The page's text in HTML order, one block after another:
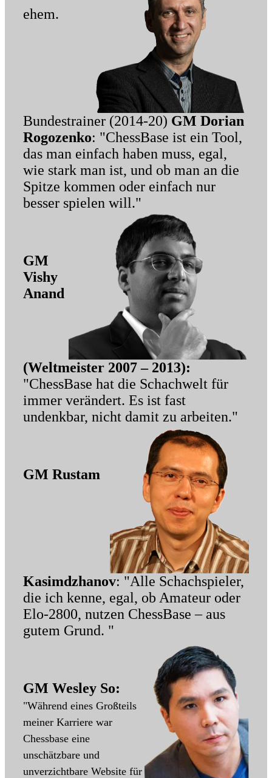
ehem.
Bundestrainer (2014-20) GM Dorian
Rogozenko: "ChessBase ist ein Tool,
das man einfach haben muss, egal,
wie stark man ist, und ob man an die
Spitze kommen oder einfach nur
besser spielen will."
GM
Vishy
Anand
(Weltmeister 2007 – 2013):
"ChessBase hat die Schachwelt für
immer verändert. Es ist fast
undenkbar, nicht damit zu arbeiten."
GM Rustam
Kasimdzhanov: "Alle Schachspieler,
die ich kenne, egal, ob Amateur oder
Elo-2800, nutzen ChessBase – aus
gutem Grund. "
GM Wesley So:
"Während eines Großteils
meiner Karriere war
Chessbase eine
unschätzbare und
unverzichtbare Website für